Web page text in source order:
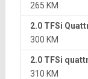
265 KM
2.0 TFSi
300 KM
2.0 TFSi
310 KM